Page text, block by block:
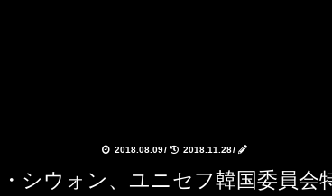
2018.08.09/ 2018.11.28/